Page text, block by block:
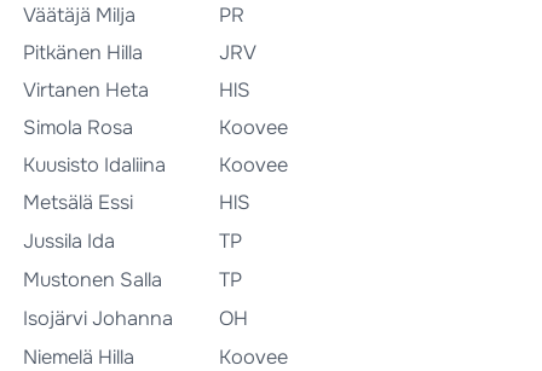
Väätäjä Milja
PR
Pitkänen Hilla
JRV
Virtanen Heta
HlS
Simola Rosa
Koovee
Kuusisto Idaliina
Koovee
Metsälä Essi
HlS
Jussila Ida
TP
Mustonen Salla
TP
Isojärvi Johanna
OH
Niemelä Hilla
Koovee